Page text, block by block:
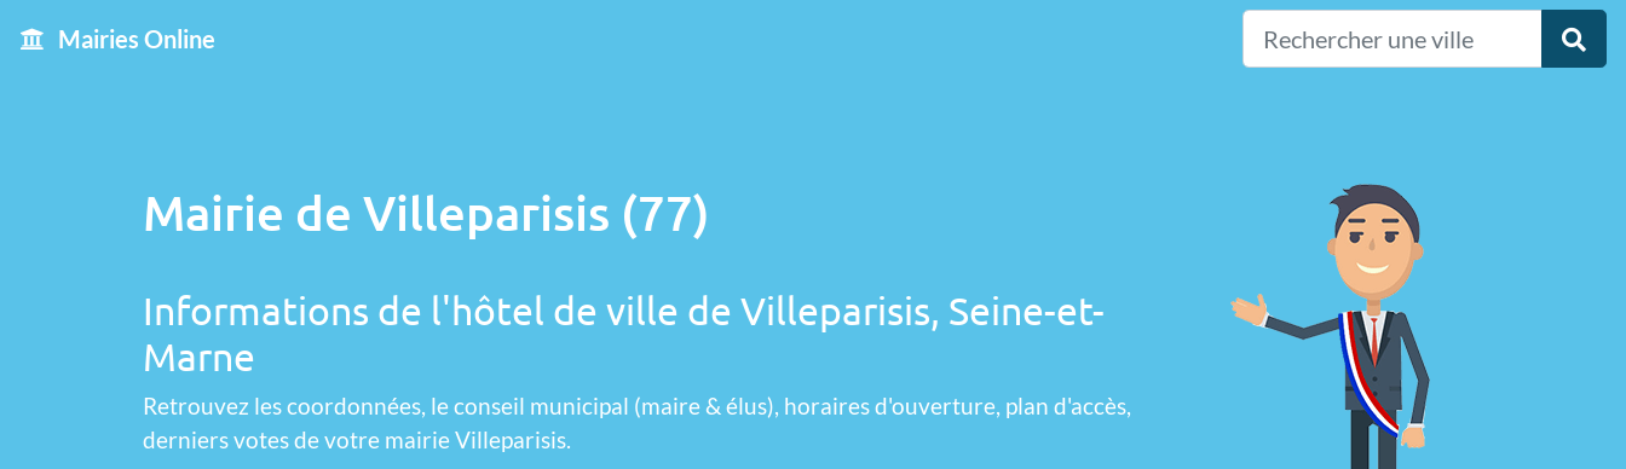
Mairies Online
Mairie de Villeparisis (77)
Informations de l'hôtel de ville de Villeparisis, Seine-et-
Marne
Retrouvez les coordonnées, le conseil municipal (maire & élus), horaires d'ouverture, plan d'accès,
derniers votes de votre mairie Villeparisis.